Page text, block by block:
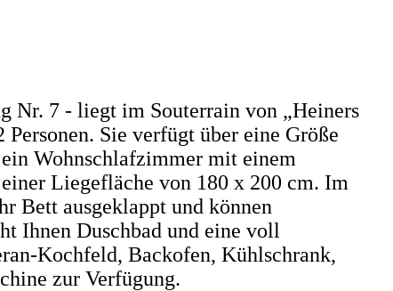
Nr. 7 - liegt im Souterrain von „Heiners
Sie verfügt über eine Größe
Wohnschlafzimmer mit einem
Liegefläche von 180 x 200 cm. Im
Bett ausgeklappt und können
Ihnen Duschbad und eine voll
Kochfeld, Backofen, Kühlschrank,
zur Verfügung.